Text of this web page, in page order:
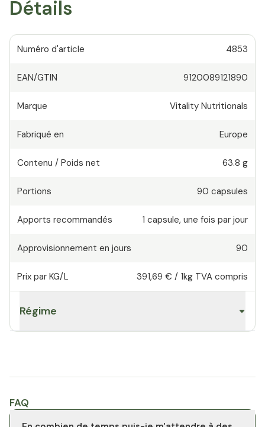
Détails
Numéro d'article 4853
EAN/GTIN 9120089121890
Marque Vitality Nutritionals
Fabriqué en Europe
Contenu / Poids net 63.8 g
Portions 90 capsules
Apports recommandés 1 capsule, une fois par jour
Approvisionnement en jours 90
Prix par KG/L 391,69 € / 1kg TVA compris
Régime
FAQ